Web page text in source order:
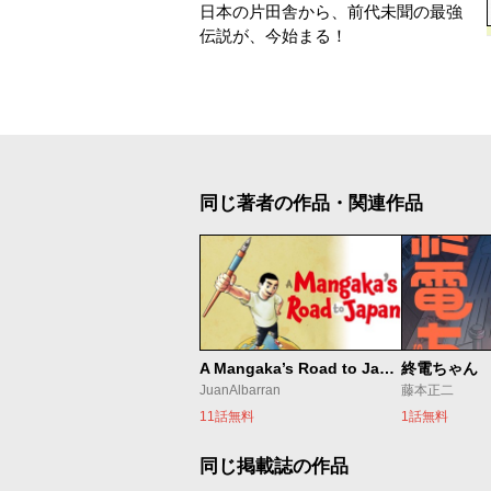
日本の片田舎から、前代未聞の最強
伝説が、今始まる！
同じ著者の作品・関連作品
A Mangaka’s Road to Japan
JuanAlbarran
11話無料
終電ちゃん
藤本正二
1話無料
同じ掲載誌の作品